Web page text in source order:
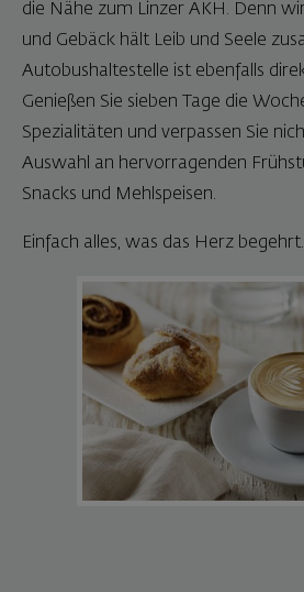
die Nähe zum Linzer AKH. Denn
und Gebäck hält Leib und Seele
Autobushaltestelle ist ebenfalls
Genießen Sie sieben Tage die
Spezialitäten und verpassen Sie
Auswahl an hervorragenden
Snacks und Mehlspeisen.
Einfach alles, was das Herz begehrt.